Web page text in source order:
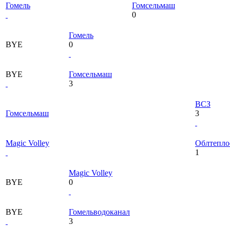
Гомель
Гомсельмаш
0
BYE
Гомель
0
BYE
Гомсельмаш
3
Гомсельмаш
ВСЗ
3
Magic Volley
1
BYE
Magic Volley
0
BYE
Гомельводоканал
3